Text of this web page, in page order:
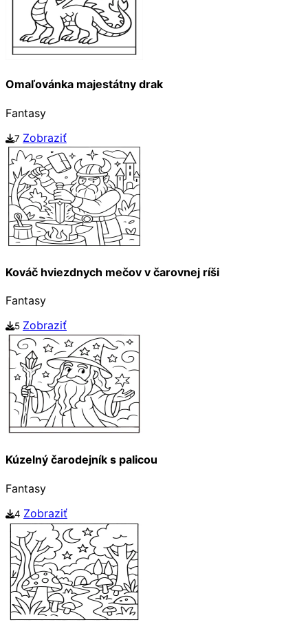
Omaľovánka majestátny drak
Fantasy
7 Zobraziť
Kováč hviezdnych mečov v čarovnej ríši
Fantasy
5 Zobraziť
Kúzelný čarodejník s palicou
Fantasy
4 Zobraziť